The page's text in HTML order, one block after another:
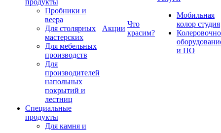
продукты
Пробники и
веера
Для столярных
мастерских
Для мебельных
производств
Для
производителей
напольных
покрытий и
лестниц
Специальные
продукты
Для камня и
Акции
Что
красим?
Мобильная
колор студия
и ПО